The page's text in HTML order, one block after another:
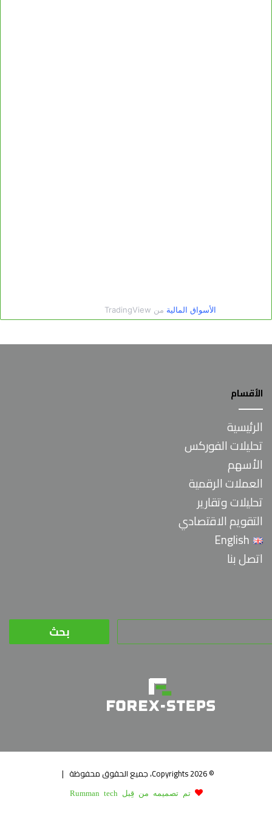
الأقسام
الرئيسية
تحليلات الفوركس
الأسهم
العملات الرقمية
تحليلات وتقارير
التقويم الاقتصادي
English
اتصل بنا
البحث
عن:
© Copyrights 2026، جميع الحقوق محفوظة |
تم تصميمه من قِبل Rumman tech